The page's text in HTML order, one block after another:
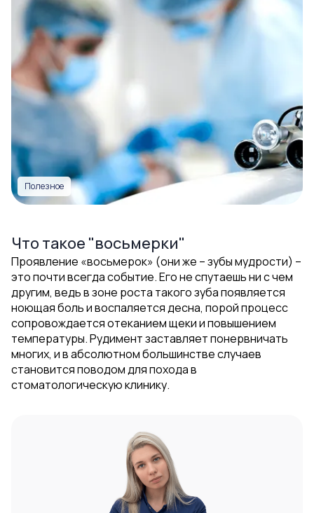
Полезное
Что такое "восьмерки"
Проявление «восьмерок» (они же – зубы мудрости) –
это почти всегда событие. Его не спутаешь ни с чем
другим, ведь в зоне роста такого зуба появляется
ноющая боль и воспаляется десна, порой процесс
сопровождается отеканием щеки и повышением
температуры. Рудимент заставляет понервничать
многих, и в абсолютном большинстве случаев
становится поводом для похода в
стоматологическую клинику.